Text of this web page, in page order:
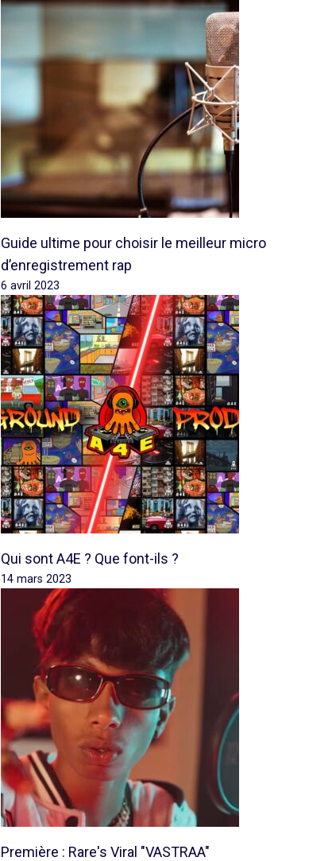
Guide ultime pour choisir le meilleur micro
d’enregistrement rap
6 avril 2023
Qui sont A4E ? Que font-ils ?
14 mars 2023
Première : Rare's Viral "VASTRAA"